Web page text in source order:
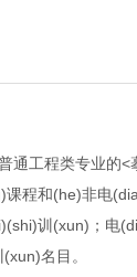
通工程类专业的
程和(he)非电
训(xun)；电
名目。